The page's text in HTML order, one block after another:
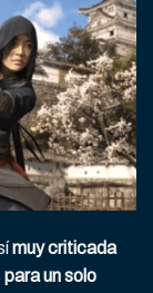
muy criticada
para un solo